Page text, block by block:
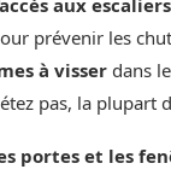
aux
prévenir les
à visser dans
pas, la plupart
portes et les